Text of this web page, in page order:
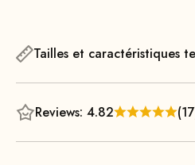
Disponible en plusieurs
coin lecture confortable ou un
et sa finition haut de gamme en
Tailles et caractéristiques
Reviews: 4.82